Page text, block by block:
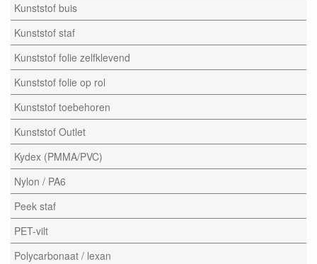
Kunststof buis
Kunststof staf
Kunststof folie zelfklevend
Kunststof folie op rol
Kunststof toebehoren
Kunststof Outlet
Kydex (PMMA/PVC)
Nylon / PA6
Peek staf
PET-vilt
Polycarbonaat / lexan